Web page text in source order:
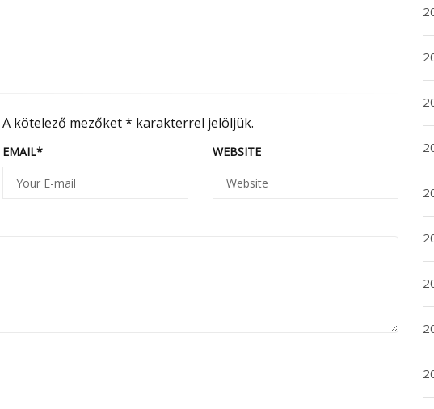
A kötelező mezőket* karakterrel jelöljük.
EMAIL* WEBSITE